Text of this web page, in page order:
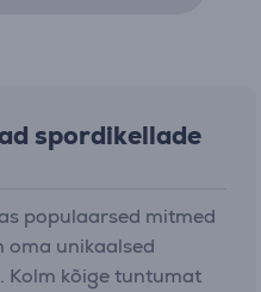
spordikellade
populaarsed mitmed
oma unikaalsed
Kolm kõige tuntumat